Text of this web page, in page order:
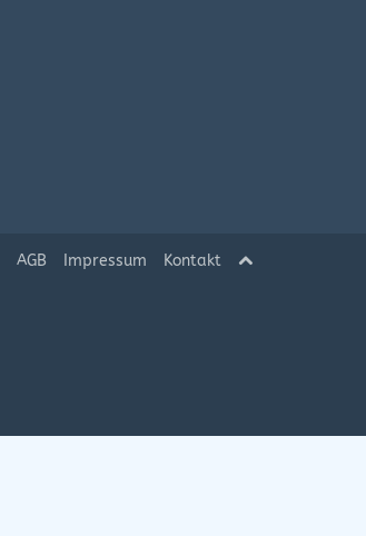
AGB Impressum Kontakt